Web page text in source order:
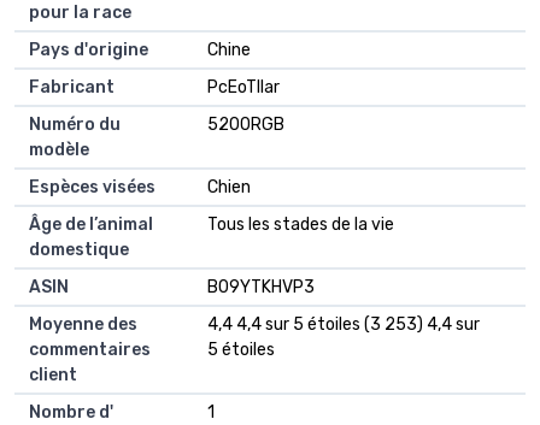
pour la race
Pays d'origine
Chine
Fabricant
PcEoTllar
Numéro du
modèle
5200RGB
Espèces visées
Chien
Âge de l’animal
domestique
Tous les stades de la vie
ASIN
B09YTKHVP3
Moyenne des
commentaires
client
4,4 4,4 sur 5 étoiles (3 253) 4,4 sur
5 étoiles
Nombre d'
1